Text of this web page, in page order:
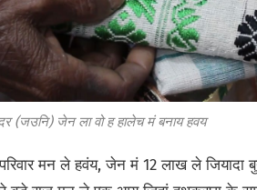
(जउनि) जेन ला वो ह हालेच मं बनाय हवय
मन ले हवंय, जेन मं 12 लाख ले जियादा